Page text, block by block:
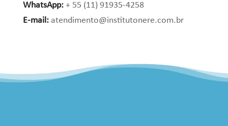
WhatsApp:+ 55 (11) 91935-4258
E-mail:atendimento@institutonere.com.br